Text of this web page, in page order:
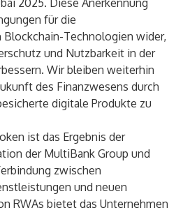
2025. Diese Anerkennung
für die
Technologien wider,
und Nutzbarkeit in der
Wir bleiben weiterhin
des Finanzwesens durch
digitale Produkte zu
ist das Ergebnis der
der MultiBank Group und
zwischen
und neuen
RWAs bietet das Unternehmen